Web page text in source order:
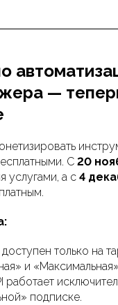
—
С 20
услугами, а с 4
доступен только на
и
работает
подписке.